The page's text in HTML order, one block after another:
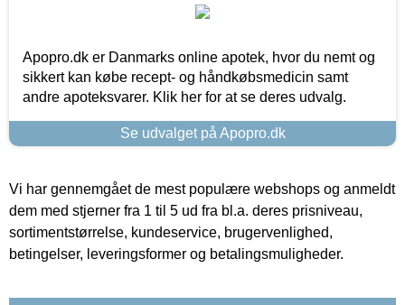
Apopro.dk er Danmarks online apotek, hvor du nemt og
sikkert kan købe recept- og håndkøbsmedicin samt
andre apoteksvarer. Klik her for at se deres udvalg.
Se udvalget på Apopro.dk
Vi har gennemgået de mest populære webshops og anmeldt
dem med stjerner fra 1 til 5 ud fra bl.a. deres prisniveau,
sortimentstørrelse, kundeservice, brugervenlighed,
betingelser, leveringsformer og betalingsmuligheder.